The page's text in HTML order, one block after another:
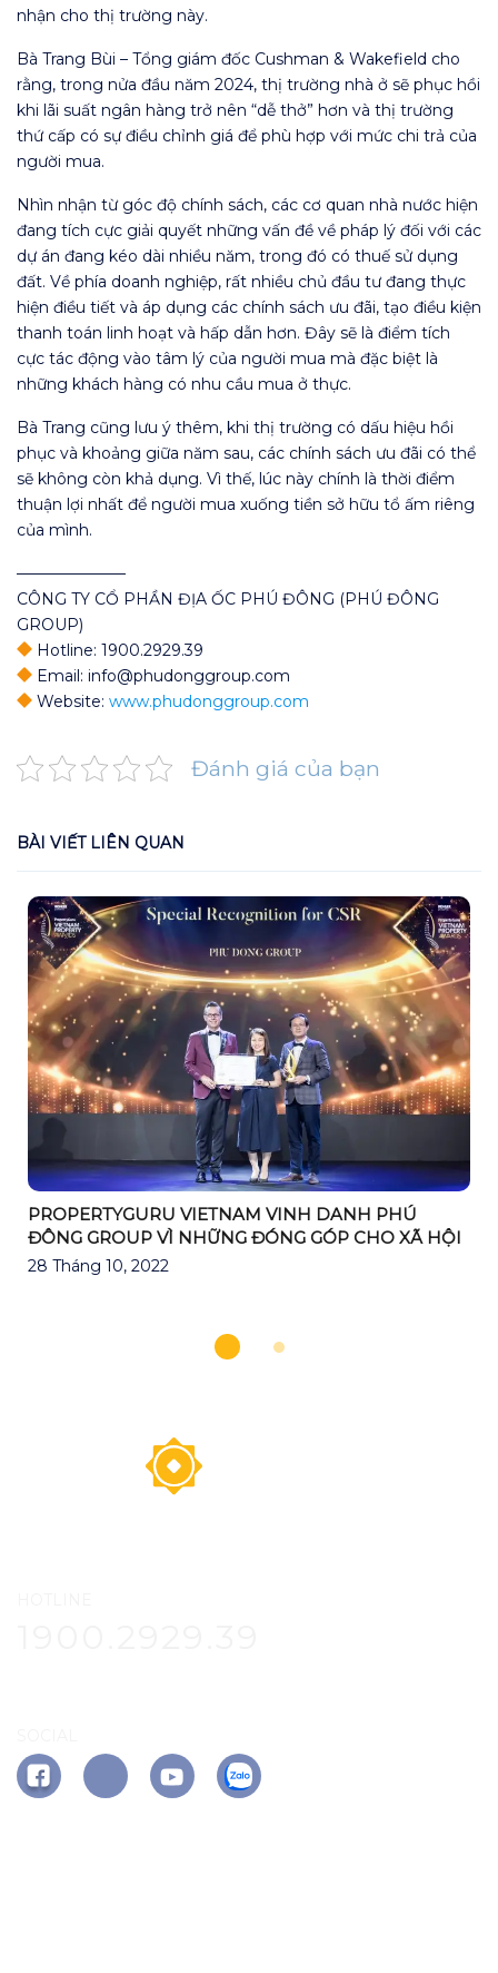
nhận cho thị trường này.
Bà Trang Bùi – Tổng giám đốc Cushman & Wakefield cho
rằng, trong nửa đầu năm 2024, thị trường nhà ở sẽ phục hồi
khi lãi suất ngân hàng trở nên “dễ thở” hơn và thị trường
thứ cấp có sự điều chỉnh giá để phù hợp với mức chi trả của
người mua.
Nhìn nhận từ góc độ chính sách, các cơ quan nhà nước hiện
đang tích cực giải quyết những vấn đề về pháp lý đối với các
dự án đang kéo dài nhiều năm, trong đó có thuế sử dụng
đất. Về phía doanh nghiệp, rất nhiều chủ đầu tư đang thực
hiện điều tiết và áp dụng các chính sách ưu đãi, tạo điều kiện
thanh toán linh hoạt và hấp dẫn hơn. Đây sẽ là điểm tích
cực tác động vào tâm lý của người mua mà đặc biệt là
những khách hàng có nhu cầu mua ở thực.
Bà Trang cũng lưu ý thêm, khi thị trường có dấu hiệu hồi
phục và khoảng giữa năm sau, các chính sách ưu đãi có thể
sẽ không còn khả dụng. Vì thế, lúc này chính là thời điểm
thuận lợi nhất để người mua xuống tiền sở hữu tổ ấm riêng
của mình.
———————
CÔNG TY CỔ PHẦN ĐỊA ỐC PHÚ ĐÔNG (PHÚ ĐÔNG
GROUP)
Hotline: 1900.2929.39
Email: info@phudonggroup.com
Website: www.phudonggroup.com
Đánh giá của bạn
BÀI VIẾT LIÊN QUAN
PROPERTYGURU VIETNAM VINH DANH PHÚ
ĐÔNG GROUP VÌ NHỮNG ĐÓNG GÓP CHO XÃ HỘI
28 Tháng 10, 2022